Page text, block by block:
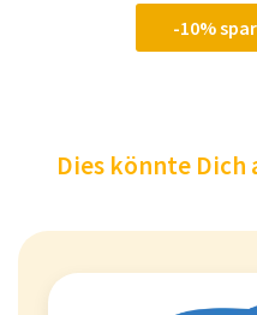
-10%
Dies könnte